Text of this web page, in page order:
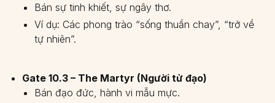
Bán sự tinh khiết, sự ngây thơ.
Ví dụ: Các phong trào “sống thuần chay”, “trở về
tự nhiên”.
Gate 10.3 – The Martyr (Người tử đạo)
Bán đạo đức, hành vi mẫu mực.